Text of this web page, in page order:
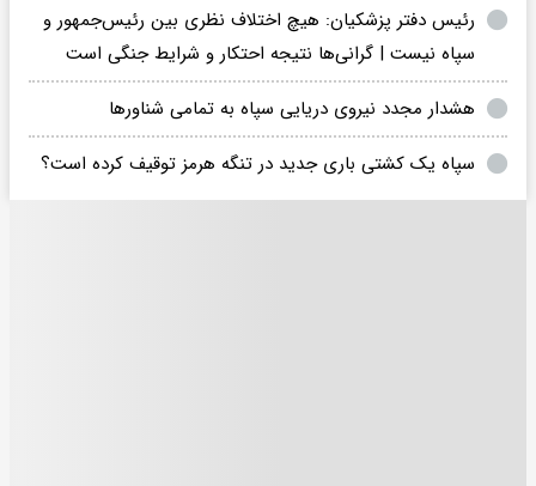
رئیس دفتر پزشکیان: هیچ اختلاف نظری بین رئیس‌جمهور و
سپاه نیست | گرانی‌ها نتیجه احتکار و شرایط جنگی است
هشدار مجدد نیروی دریایی سپاه به تمامی شناورها
سپاه یک کشتی باری جدید در تنگه هرمز توقیف کرده است؟